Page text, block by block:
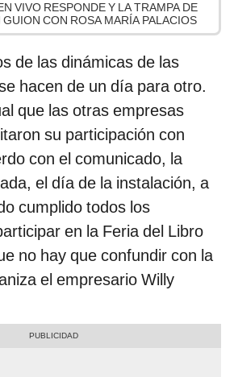
VIVO RESPONDE Y LA TRAMPA DE
CON ROSA MARÍA PALACIOS
de las dinámicas de las
hacen de un día para otro.
que las otras empresas
su participación con
con el comunicado, la
el día de la instalación, a
cumplido todos los
en la Feria del Libro
no hay que confundir con la
el empresario Willy